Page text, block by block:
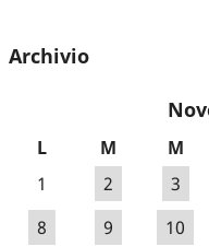
Archivio
L M M
1
2 3
8
9 10